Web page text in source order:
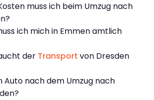
muss ich beim Umzug nach
ich mich in Emmen amtlich
der Transport von Dresden
Auto nach dem Umzug nach